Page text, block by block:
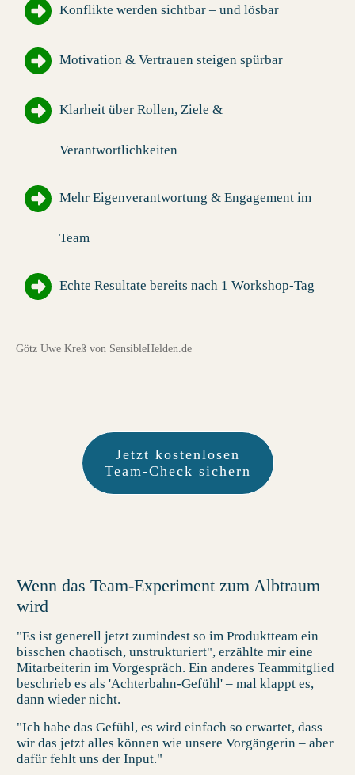
Konflikte werden sichtbar – und lösbar
Motivation & Vertrauen steigen spürbar
Klarheit über Rollen, Ziele &
Verantwortlichkeiten
Mehr Eigenverantwortung & Engagement im
Team
Echte Resultate bereits nach 1 Workshop-Tag
Götz Uwe Kreß von SensibleHelden.de
Jetzt kostenlosen
Team-Check sichern
Wenn das Team-Experiment zum Albtraum
wird
"Es ist generell jetzt zumindest so im Produktteam ein
bisschen chaotisch, unstrukturiert", erzählte mir eine
Mitarbeiterin im Vorgespräch. Ein anderes Teammitglied
beschrieb es als 'Achterbahn-Gefühl' – mal klappt es,
dann wieder nicht.
"Ich habe das Gefühl, es wird einfach so erwartet, dass
wir das jetzt alles können wie unsere Vorgängerin – aber
dafür fehlt uns der Input."